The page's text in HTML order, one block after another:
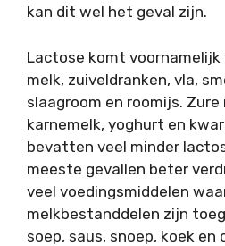
kan dit wel het geval zijn.
Lactose komt voornamelijk
melk, zuiveldranken, vla,
slaagroom en roomijs.
karnemelk, yoghurt en
bevatten veel minder
meeste gevallen beter
veel voedingsmiddelen
melkbestanddelen zijn
soep, saus, snoep, koek en